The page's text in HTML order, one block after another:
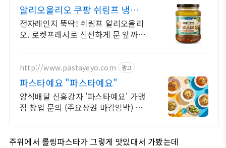
알리오올리오 쿠팡 쉬림프 냉동
파스타
전자레인지 뚝딱! 쉬림프 알리오올리
오. 로켓프레시로 신선하게 문 앞까
http://www.pastayeyo.com 광고
파스타예요 "파스타예요"
양식배달 신흥강자 '파스타예요' 가맹
점 창업 문의 (주요상권 마감임박) 가
주위에서 롤링파스타가 그렇게 맛있대서 가봤는데